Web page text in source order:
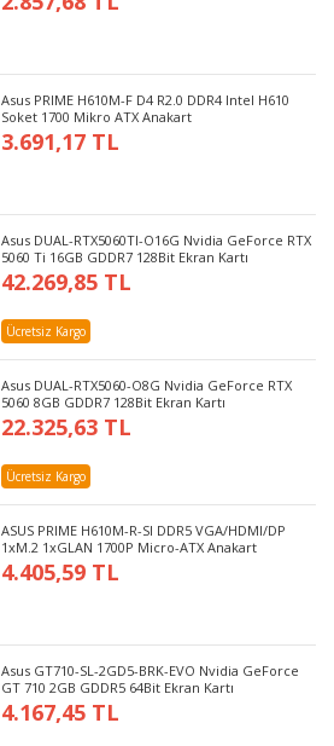
Asus PRIME H610M-F D4 R2.0 DDR4 Intel H610
Soket 1700 Mikro ATX Anakart
3.691,17 TL
Asus DUAL-RTX5060TI-O16G Nvidia GeForce RTX
5060 Ti 16GB GDDR7 128Bit Ekran Kartı
42.269,85 TL
Ücretsiz Kargo
Asus DUAL-RTX5060-O8G Nvidia GeForce RTX
5060 8GB GDDR7 128Bit Ekran Kartı
22.325,63 TL
Ücretsiz Kargo
ASUS PRIME H610M-R-SI DDR5 VGA/HDMI/DP
1xM.2 1xGLAN 1700P Micro-ATX Anakart
4.405,59 TL
Asus GT710-SL-2GD5-BRK-EVO Nvidia GeForce
GT 710 2GB GDDR5 64Bit Ekran Kartı
4.167,45 TL